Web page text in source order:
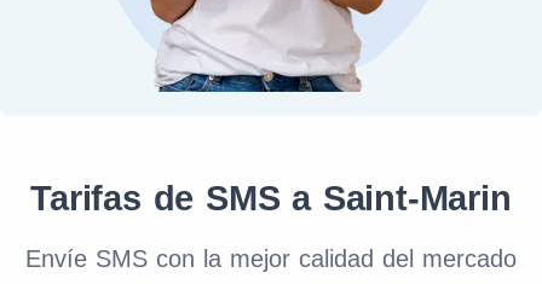
Tarifas de SMS a Saint-Marin
Envíe SMS con la mejor calidad del mercado